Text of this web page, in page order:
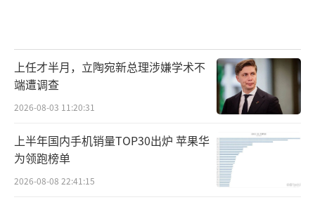
压力来到了高显文这里。时代变了，他需
谋生，但守护的承诺不能断。
上任才半月，立陶宛新总理涉嫌学术不
端遭调查
2026-08-03 11:20:31
上半年国内手机销量TOP30出炉 苹果华
为领跑榜单
2026-08-08 22:41:15